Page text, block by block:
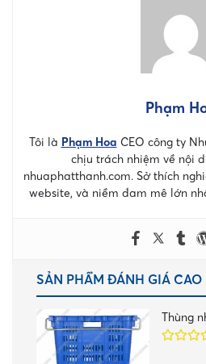
Phạm
Tôi là Phạm Hoa CEO công ty
chịu trách nhiệm về nội
nhuaphatthanh.com. Sở thích
website, và niềm đam mê lớn
SẢN PHẨM ĐÁNH GIÁ CAO
Thùng